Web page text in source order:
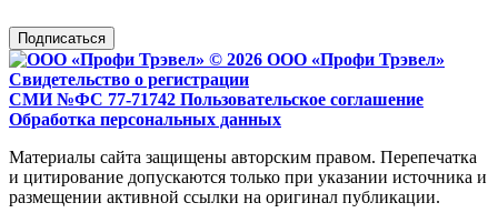
Подписаться
© 2026 ООО «Профи Трэвeл»
Свидетельство о регистрации
СМИ №ФС 77-71742 Пользовательское соглашение
Обработка персональных данных
Материалы сайта защищены авторским правом. Перепечатка
и цитирование допускаются только при указании источника и
размещении активной ссылки на оригинал публикации.